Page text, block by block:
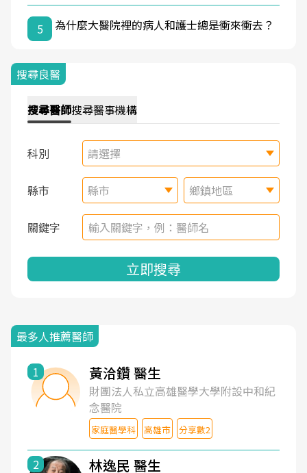
5 為什麼大醫院裡的病人和護士總是衝來衝去？
搜尋良醫
搜尋醫師搜尋醫事機構
科別 請選擇
縣市 縣市 鄉鎮地區
關鍵字
立即搜尋
最多人推薦醫師
1 黃洽鑽 醫生
財團法人私立高雄醫學大學附設中和紀
念醫院
家庭醫學科 高雄市 分享數2
2 林逸民 醫生